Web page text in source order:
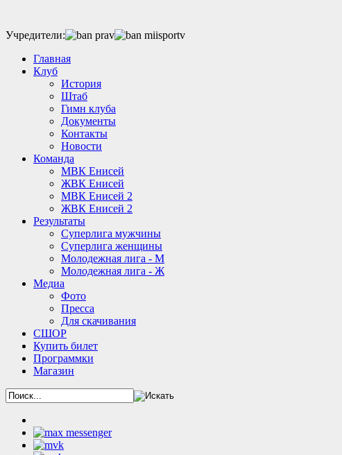
Учредители:
Главная
Клуб
История
Штаб
Гимн клуба
Документы
Контакты
Новости
Команда
МВК Енисей
ЖВК Енисей
МВК Енисей 2
ЖВК Енисей 2
Результаты
Суперлига мужчины
Суперлига женщины
Молодежная лига - М
Молодежная лига - Ж
Медиа
Фото
Пресса
Для скачивания
СШОР
Купить билет
Программки
Магазин